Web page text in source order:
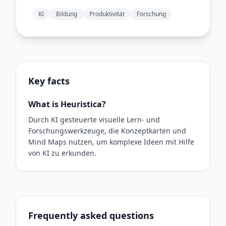
KI Bildung Produktivität Forschung
Key facts
What is Heuristica?
Durch KI gesteuerte visuelle Lern- und
Forschungswerkzeuge, die Konzeptkarten und
Mind Maps nutzen, um komplexe Ideen mit Hilfe
von KI zu erkunden.
Frequently asked questions